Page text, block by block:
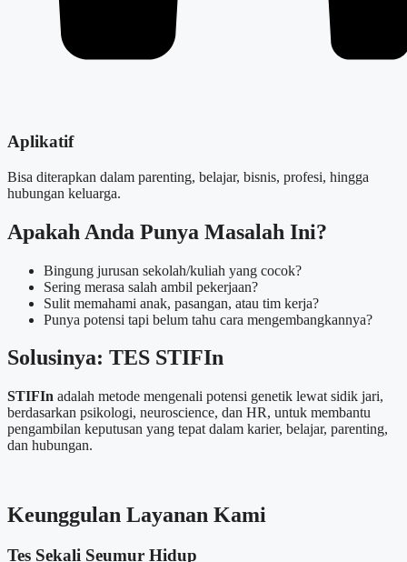
Aplikatif
Bisa diterapkan dalam parenting, belajar, bisnis, profesi, hingga
hubungan keluarga.
Apakah Anda Punya Masalah Ini?
Bingung jurusan sekolah/kuliah yang cocok?
Sering merasa salah ambil pekerjaan?
Sulit memahami anak, pasangan, atau tim kerja?
Punya potensi tapi belum tahu cara mengembangkannya?
Solusinya: TES STIFIn
STIFIn adalah metode mengenali potensi genetik lewat sidik jari,
berdasarkan psikologi, neuroscience, dan HR, untuk membantu
pengambilan keputusan yang tepat dalam karier, belajar, parenting,
dan hubungan.
Keunggulan Layanan Kami
Tes Sekali Seumur Hidup